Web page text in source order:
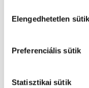
munkánkat és
kiválasztása
Elengedhetetlen sütik
Preferenciális sütik
Statisztikai sütik
legjobb
Segíteni